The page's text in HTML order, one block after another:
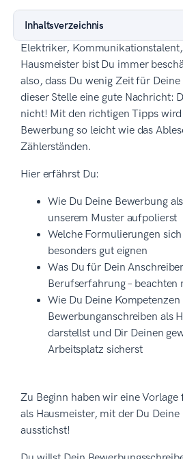
Inhaltsverzeichnis
Elektriker,
Hausmeister bist Du immer
also, dass Du wenig Zeit für
dieser Stelle eine gute Nachricht:
nicht! Mit den richtigen Tipps wird
Bewerbung so leicht wie das
Zählerständen.
Hier erfährst Du:
Wie Du Deine Bewerbung
unserem Muster aufpolierst
Welche Formulierungen
besonders gut eignen
Was Du für Dein
Berufserfahrung – beachten
Wie Du Deine Kompetenzen
Bewerbunganschreiben als
darstellst und Dir Deinen
Arbeitsplatz sicherst
Zu Beginn haben wir eine Vorlage
als Hausmeister, mit der Du
ausstichst!